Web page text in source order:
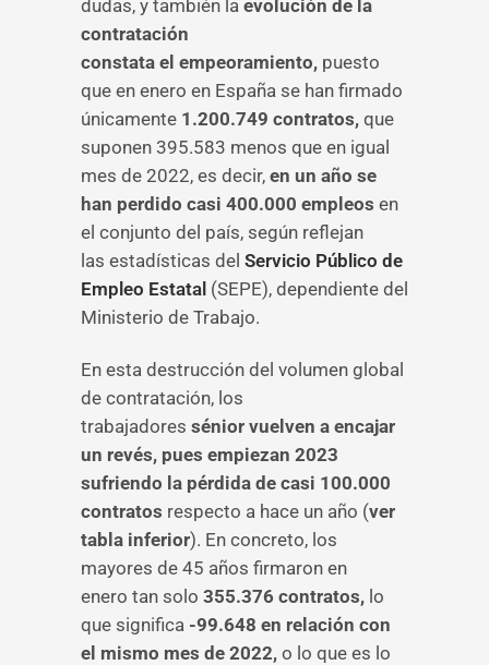
dudas, y también la evolución de la
contratación
constata el empeoramiento, puesto
que en enero en España se han firmado
únicamente 1.200.749 contratos, que
suponen 395.583 menos que en igual
mes de 2022, es decir, en un año se
han perdido casi 400.000 empleos en
el conjunto del país, según reflejan
las estadísticas del Servicio Público de
Empleo Estatal (SEPE), dependiente del
Ministerio de Trabajo.
En esta destrucción del volumen global
de contratación, los
trabajadores sénior vuelven a encajar
un revés, pues empiezan 2023
sufriendo la pérdida de casi 100.000
contratos respecto a hace un año (ver
tabla inferior). En concreto, los
mayores de 45 años firmaron en
enero tan solo 355.376 contratos, lo
que significa -99.648 en relación con
el mismo mes de 2022, o lo que es lo